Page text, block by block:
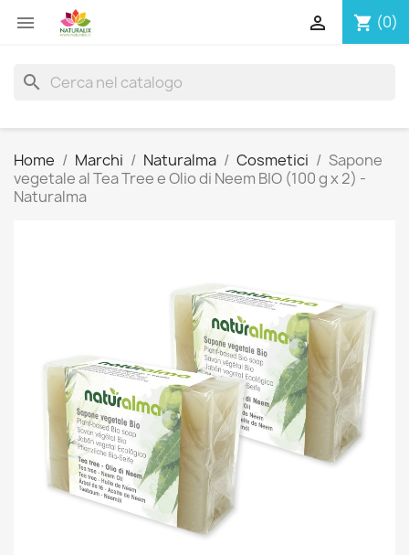
 shopping_cart (0)

search
Home Marchi Naturalma Cosmetici
Sapone
vegetale al Tea Tree e Olio di Neem BIO (100 g x 2) -
Naturalma